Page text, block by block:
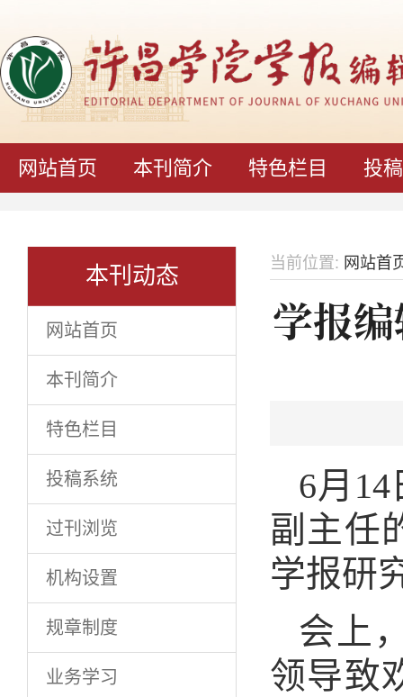
网站首页 本刊简介 特色栏目 投
本刊动态
网站首页
本刊简介
特色栏目
投稿系统
过刊浏览
机构设置
规章制度
业务学习
当前位置: 网站首
学报
6月
副主任
学报研
会上
领导致